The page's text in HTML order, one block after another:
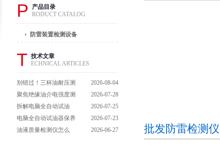
P
产品目录
RODUCT CATALOG
防雷装置检测设备
T 技术文章
ECHNICAL ARTICLES
别错过！三杯油耐压测
试仪操作流程全解析，
一步到位不踩坑
2026-08-04
聚焦绝缘油介电强度测
试仪：那些决定检测效
能的关键特点
2026-07-28
拆解电脑全自动试油
器：核心组成部件，藏
着哪些硬核运行逻辑？
2026-07-25
电脑全自动试油器保养
全攻略：轻松延长设备
2026-07-23
油液质量检测仪怎么
2026-06-27 批发防雷检测